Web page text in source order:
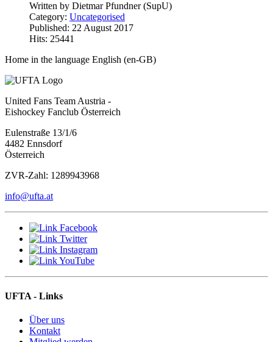
Written by Dietmar Pfundner (SupU)
Category: Uncategorised
Published: 22 August 2017
Hits: 25441
Home in the language English (en-GB)
United Fans Team Austria -
Eishockey Fanclub Österreich
Eulenstraße 13/1/6
4482 Ennsdorf
Österreich
ZVR-Zahl: 1289943968
info@ufta.at
UFTA - Links
Über uns
Kontakt